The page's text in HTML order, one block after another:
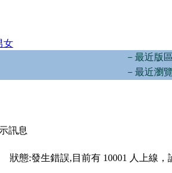
女
－最近版
－最近瀏
訊息
狀態:發生錯誤,目前有 10001 人上線